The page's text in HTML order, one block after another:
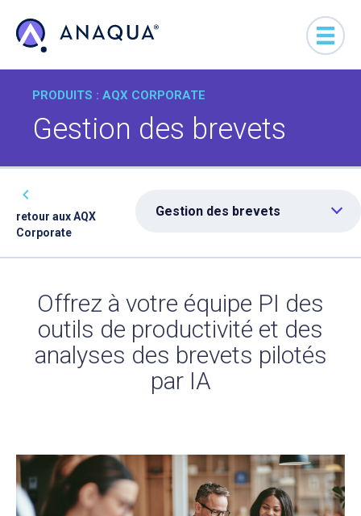
PRODUITS : AQX CORPORATE
Gestion des brevets
retour aux AQX
Corporate
Gestion des brevets
Offrez à votre équipe PI des
outils de productivité et des
analyses des brevets pilotés
par IA